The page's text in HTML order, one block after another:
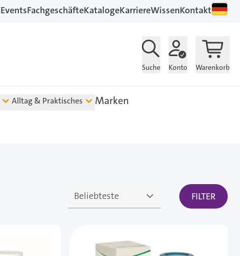
EventsFachgeschäfteKatalogeKarriereWissenKontakt
Suche Konto Warenkorb
Alltag & Praktisches Marken
FILTER